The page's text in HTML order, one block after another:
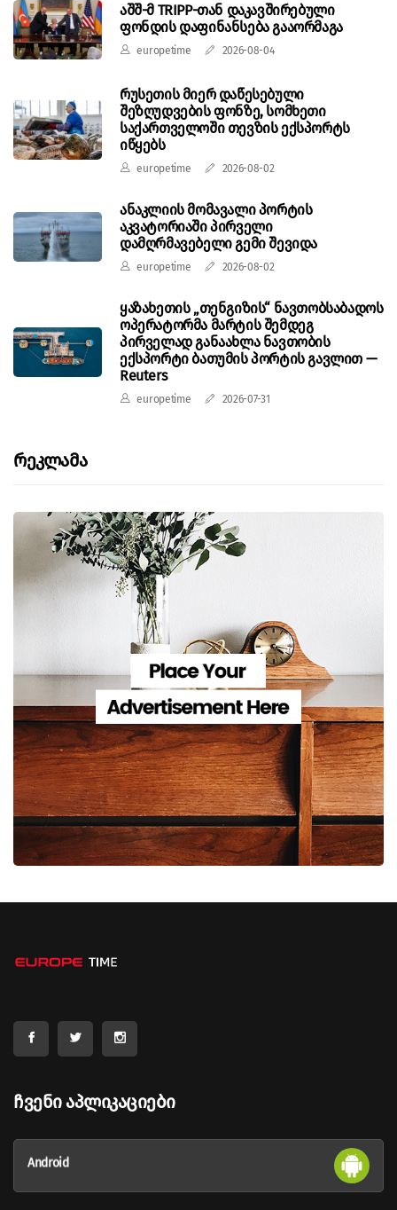
აშშ-მ TRIPP-თან დაკავშირებული
ფონდის დაფინანსება გააორმაგა
europetime 2026-08-04
რუსეთის მიერ დაწესებული
შეზღუდვების ფონზე, სომხეთი
საქართველოში თევზის ექსპორტს
იწყებს
europetime 2026-08-02
ანაკლიის მომავალი პორტის
აკვატორიაში პირველი
დამღრმავებელი გემი შევიდა
europetime 2026-08-02
ყაზახეთის „თენგიზის“ ნავთობსაბადოს
ოპერატორმა მარტის შემდეგ
პირველად განაახლა ნავთობის
ექსპორტი ბათუმის პორტის გავლით —
Reuters
europetime 2026-07-31
Რეკლამა
Ჩვენი Აპლიკაციები
Android